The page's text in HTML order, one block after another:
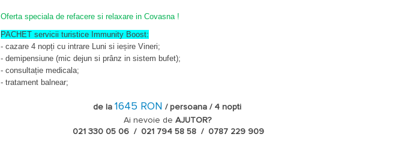
Oferta speciala de refacere si relaxare in Covasna !
PACHET servicii turistice Immunity Boost:
- cazare 4 nopți cu intrare Luni si ieșire Vineri;
- demipensiune (mic dejun si prânz in sistem bufet);
- consultație medicala;
- tratament balnear;
sauna umeda si sala de fitness);
- acces internet wireless si parcare in limita locurilor disponibile.
de la 1645 RON / persoana / 4 nopti
Ai nevoie de AJUTOR?
021 330 05 06 / 021 794 58 58 / 0787 229 909